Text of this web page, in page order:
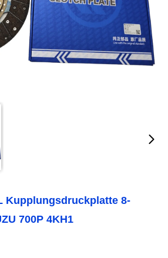
Kupplungsdruckplatte 8-
700P 4KH1